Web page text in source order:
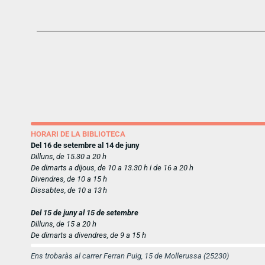
HORARI DE LA BIBLIOTECA
Del 16 de setembre al 14 de juny
Dilluns, de 15.30 a 20 h
De dimarts a dijous, de 10 a 13.30 h i de 16 a 20 h
Divendres, de 10 a 15 h
Dissabtes, de 10 a 13 h
Del 15 de juny al 15 de setembre
Dilluns, de 15 a 20 h
De dimarts a divendres, de 9 a 15 h
Ens trobaràs al carrer Ferran Puig, 15 de Mollerussa (25230)